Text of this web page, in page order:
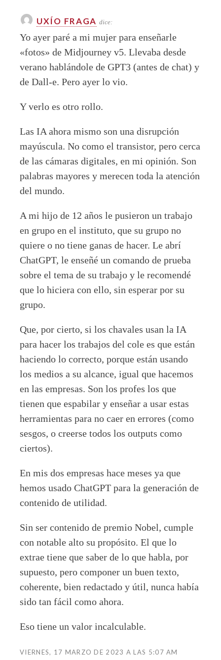
UXÍO FRAGA dice:
Yo ayer paré a mi mujer para enseñarle
«fotos» de Midjourney v5. Llevaba desde
verano hablándole de GPT3 (antes de chat) y
de Dall-e. Pero ayer lo vio.
Y verlo es otro rollo.
Las IA ahora mismo son una disrupción
mayúscula. No como el transistor, pero cerca
de las cámaras digitales, en mi opinión. Son
palabras mayores y merecen toda la atención
del mundo.
A mi hijo de 12 años le pusieron un trabajo
en grupo en el instituto, que su grupo no
quiere o no tiene ganas de hacer. Le abrí
ChatGPT, le enseñé un comando de prueba
sobre el tema de su trabajo y le recomendé
que lo hiciera con ello, sin esperar por su
grupo.
Que, por cierto, si los chavales usan la IA
para hacer los trabajos del cole es que están
haciendo lo correcto, porque están usando
los medios a su alcance, igual que hacemos
en las empresas. Son los profes los que
tienen que espabilar y enseñar a usar estas
herramientas para no caer en errores (como
sesgos, o creerse todos los outputs como
ciertos).
En mis dos empresas hace meses ya que
hemos usado ChatGPT para la generación de
contenido de utilidad.
Sin ser contenido de premio Nobel, cumple
con notable alto su propósito. El que lo
extrae tiene que saber de lo que habla, por
supuesto, pero componer un buen texto,
coherente, bien redactado y útil, nunca había
sido tan fácil como ahora.
Eso tiene un valor incalculable.
VIERNES, 17 MARZO DE 2023 A LAS 5:07 AM